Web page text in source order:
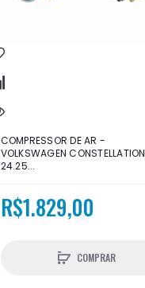
COMPRESSOR DE AR -
VOLKSWAGEN CONSTELLATION
24.25...
R$1.829,00
COMPRAR